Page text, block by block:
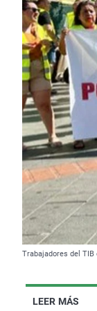
Trabajadores del
LEER MÁS